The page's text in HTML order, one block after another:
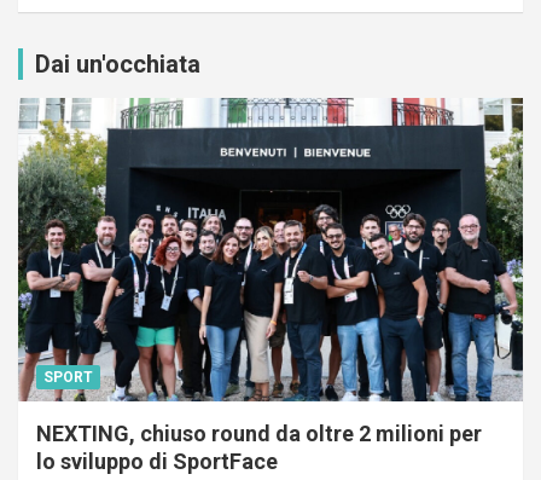
Dai un'occhiata
SPORT
NEXTING, chiuso round da oltre 2 milioni per
lo sviluppo di SportFace